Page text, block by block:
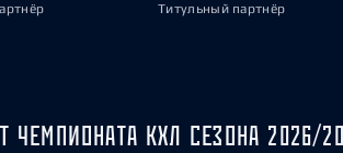
Титульный партнёр
ЧЕМПИОНАТА КХЛ СЕЗОНА 2026/